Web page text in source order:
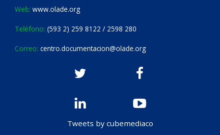
Web: www.olade.org
Teléfono: (593 2) 259 8122 / 2598 280
Correo: centro.documentacion@olade.org
Tweets by cubemediaco